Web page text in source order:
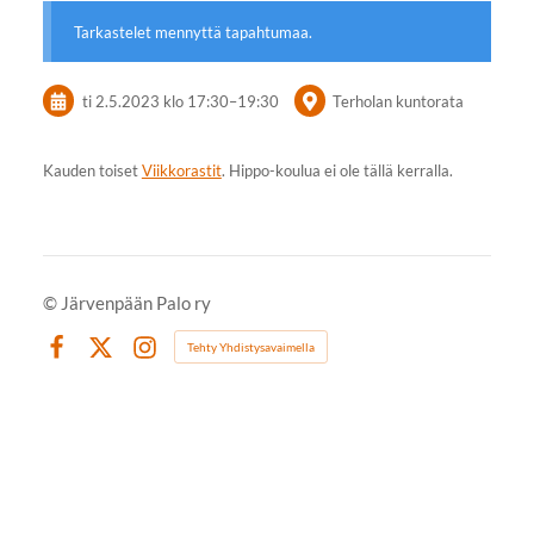
Tarkastelet mennyttä tapahtumaa.
ti 2.5.2023 klo 17:30–19:30 Terholan kuntorata
Kauden toisetViikkorastit. Hippo-koulua ei ole tällä kerralla.
© Järvenpään Palo ry
Instagram
Tehty Yhdistysavaimella